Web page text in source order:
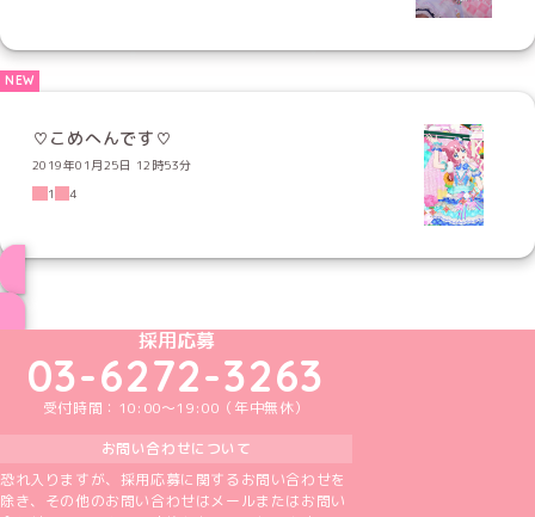
♡こめへんです♡
2019年01月25日 12時53分
1
4
めいどりーみんTikTok公式アカウント
めいどりーみんX公式アカウント
めいどりーみんInstagram公式アカウント
めいどりーみんFacebook公式アカウン
めいどりーみんYouTube公式アカ
採用応募
03-6272-3263
受付時間：10:00～19:00（年中無休）
お問い合わせについて
恐れ入りますが、採用応募に関するお問い合わせを
除き、その他のお問い合わせはメールまたはお問い